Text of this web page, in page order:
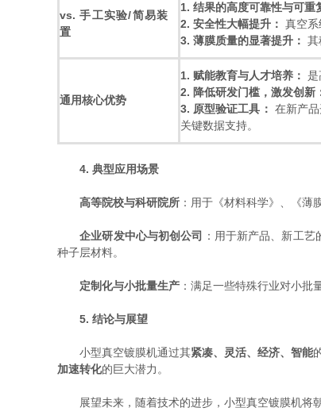
vs. 手工实验/简易装
置
1. 结果的高度可靠性与可重
2. 安全性大幅提升：
真空
3. 薄膜质量的显著提升：
通用核心优势
1. 赋能教育与人才培养：
2. 降低研发门槛，激发创新
3. 原型验证工具：
在新产
关键数据支持。
4. 典型应用场景
高等院校与科研院所 ：用于《材料科学》、《
企业研发中心与初创公司
：用于新产品、新工
种子层材料。
定制化与小批量生产 ：满足一些特殊行业对小
5. 结论与展望
小型真空镀膜机通过其紧凑、灵活、经济、智能
加速转化的巨大潜力。
展望未来，随着技术的进步，小型真空镀膜机将朝